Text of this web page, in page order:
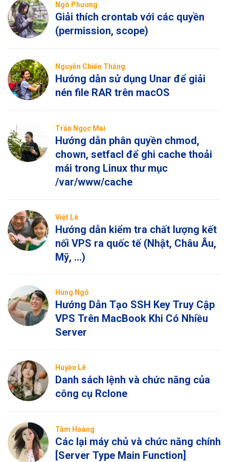
Ngô Phương
Giải thích crontab với các quyền
(permission, scope)
Nguyễn Chiến Thắng
Hướng dẫn sử dụng Unar để giải
nén file RAR trên macOS
Trần Ngọc Mai
Hướng dẫn phân quyền chmod,
chown, setfacl để ghi cache thoải
mái trong Linux thư mục
/var/www/cache
Việt Lê
Hướng dẫn kiểm tra chất lượng kết
nối VPS ra quốc tế (Nhật, Châu Âu,
Mỹ, …)
Hùng Ngô
Hướng Dẫn Tạo SSH Key Truy Cập
VPS Trên MacBook Khi Có Nhiều
Server
Huyền Lê
Danh sách lệnh và chức năng của
công cụ Rclone
Tâm Hoàng
Các lại máy chủ và chức năng chính
[Server Type Main Function]